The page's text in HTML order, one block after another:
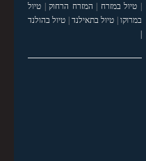
| טיול במזרח | המזרח הרחוק| טיול
במרוקו| טיול בתאילנד| טיול בהולנד
|